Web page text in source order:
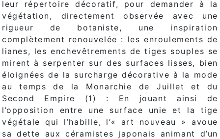
leur répertoire décoratif, pour demander à la
végétation, directement observée avec une
rigueur de botaniste, une inspiration
complètement renouvelée : les enroulements de
lianes, les enchevêtrements de tiges souples se
mirent à serpenter sur des surfaces lisses, bien
éloignées de la surcharge décorative à la mode
au temps de la Monarchie de Juillet et du
Second Empire (1) : En jouant ainsi de
l’opposition entre une surface unie et la tige
végétale qui l’habille, l’« art nouveau » avoue
sa dette aux céramistes japonais animant d’un